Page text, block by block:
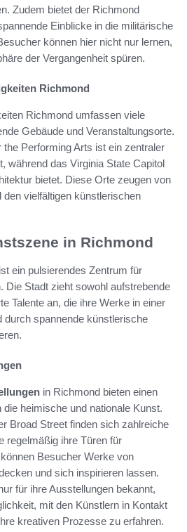
Zudem bietet der Richmond
Einblicke in die militärische
können hier nicht nur lernen,
der Vergangenheit spüren.
Richmond
Richmond umfassen viele
Gebäude und Veranstaltungsorte.
Performing Arts ist ein zentraler
während das Virginia State Capitol
bietet. Diese Orte zeugen von
den vielfältigen künstlerischen
in Richmond
ein pulsierendes Zentrum für
Die Stadt zieht sowohl aufstrebende
Talente an, die ihre Werke in einer
durch spannende künstlerische
in Richmond bieten einen
heimische und nationale Kunst.
Broad Street finden sich zahlreiche
regelmäßig ihre Türen für
Besucher Werke von
und sich inspirieren lassen.
für ihre Ausstellungen bekannt,
mit den Künstlern in Kontakt
kreativen Prozesse zu erfahren.